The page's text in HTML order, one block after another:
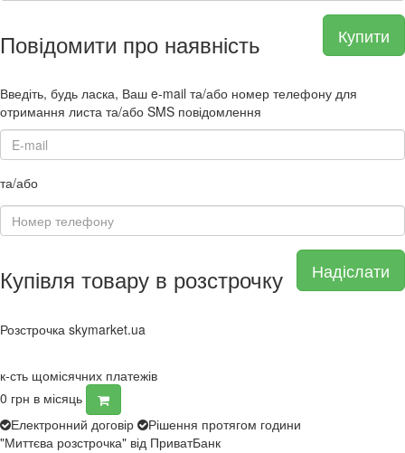
Купити
Повідомити про наявність
Введіть, будь ласка, Ваш e-mail та/або номер телефону для
отримання листа та/або SMS повідомлення
та/або
Надіслати
Купівля товару в розстрочку
Розстрочка skymarket.ua
к-сть щомісячних платежів
0 грн в місяць
Електронний договір
Рішення протягом години
"Миттєва розстрочка" від ПриватБанк